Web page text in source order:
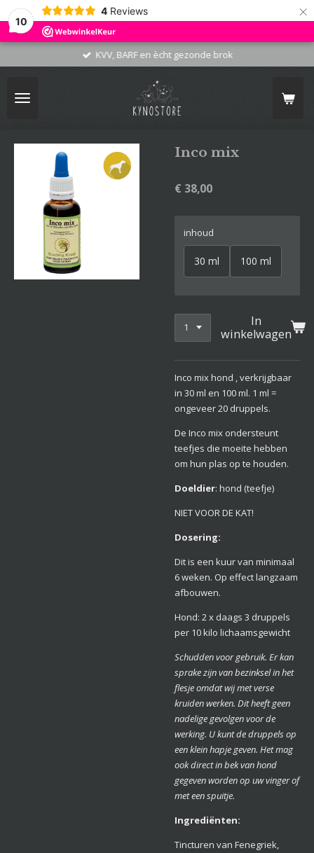
10
4 Reviews ×
KVV, BARF en ècht gezonde brok
Inco mix
€ 38,00
inhoud
30 ml 100 ml
In
winkelwagen
Inco mix hond , verkrijgbaar
in 30 ml en 100 ml. 1 ml =
ongeveer 20 druppels.
De Inco mix ondersteunt
teefjes die moeite hebben
om hun plas op te houden.
Doeldier: hond (teefje)
NIET VOOR DE KAT!
Dosering:
Dit is een kuur van minimaal
6 weken. Op effect langzaam
afbouwen.
Hond: 2 x daags 3 druppels
per 10 kilo lichaamsgewicht
Schudden voor gebruik. Er kan
sprake zijn van bezinksel in het
flesje omdat wij met verse
kruiden werken. Dit heeft geen
nadelige gevolgen voor de
werking. U kunt de druppels op
een klein hapje geven. Het mag
ook direct in bek van hond
gegeven worden op uw vinger of
met een spuitje.
Ingrediënten:
Tincturen van Fenegriek,